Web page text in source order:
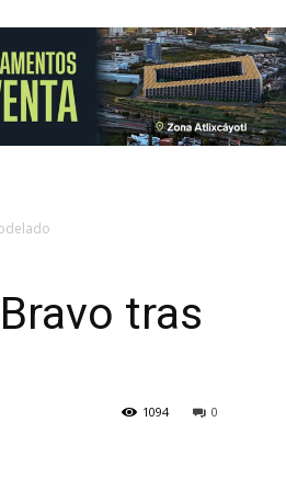
tras
0
1094